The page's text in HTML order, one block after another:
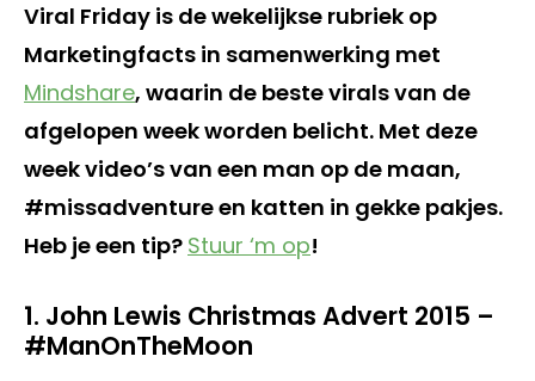
Viral Friday is de wekelijkse rubriek op
Marketingfacts in samenwerking met
Mindshare, waarin de beste virals van de
afgelopen week worden belicht. Met deze
week video’s van een man op de maan,
#missadventure en katten in gekke pakjes.
Heb je een tip? Stuur ‘m op!
1. John Lewis Christmas Advert 2015 –
#ManOnTheMoon